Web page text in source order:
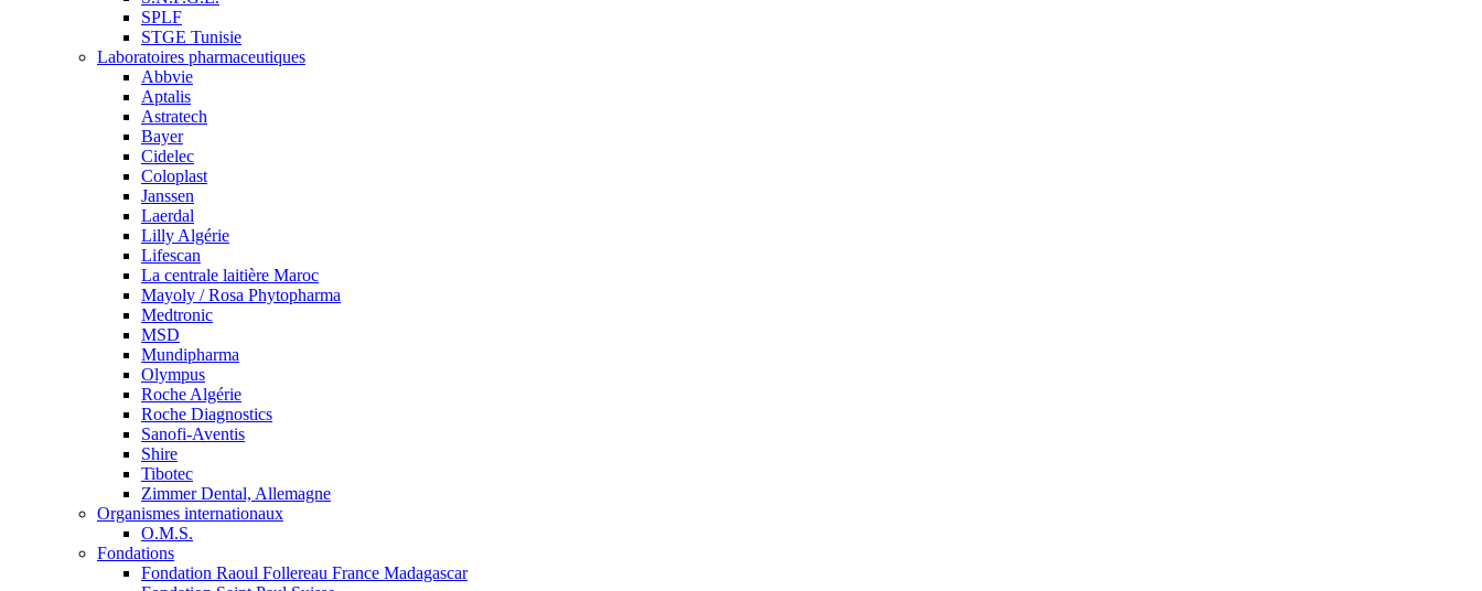
SPLF
STGE Tunisie
Laboratoires pharmaceutiques
Abbvie
Aptalis
Astratech
Bayer
Cidelec
Coloplast
Janssen
Laerdal
Lilly Algérie
Lifescan
La centrale laitière Maroc
Mayoly / Rosa Phytopharma
Medtronic
MSD
Mundipharma
Olympus
Roche Algérie
Roche Diagnostics
Sanofi-Aventis
Shire
Tibotec
Zimmer Dental, Allemagne
Organismes internationaux
O.M.S.
Fondations
Fondation Raoul Follereau France Madagascar